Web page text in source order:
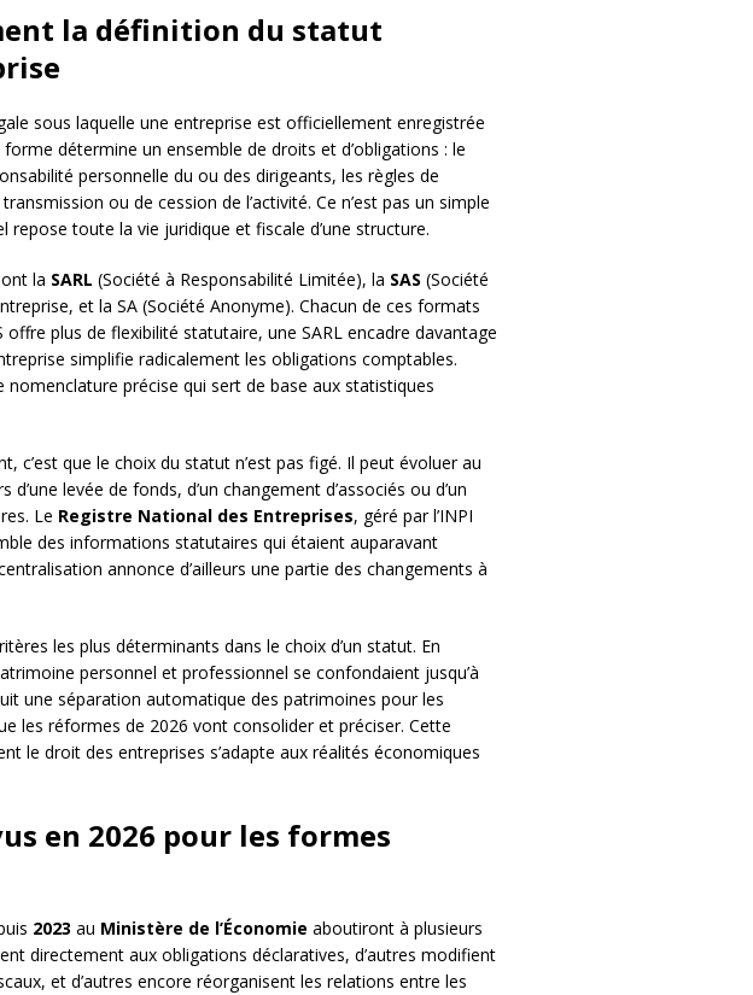
la définition du statut
sous laquelle une entreprise est officiellement enregistrée
détermine un ensemble de droits et d’obligations : le
personnelle du ou des dirigeants, les règles de
ou de cession de l’activité. Ce n’est pas un simple
repose toute la vie juridique et fiscale d’une structure.
la SARL (Société à Responsabilité Limitée), la SAS (Société
et la SA (Société Anonyme). Chacun de ces formats
plus de flexibilité statutaire, une SARL encadre davantage
simplifie radicalement les obligations comptables.
nomenclature précise qui sert de base aux statistiques
c’est que le choix du statut n’est pas figé. Il peut évoluer au
levée de fonds, d’un changement d’associés ou d’un
Le Registre National des Entreprises, géré par l’INPI
des informations statutaires qui étaient auparavant
annonce d’ailleurs une partie des changements à
les plus déterminants dans le choix d’un statut. En
personnel et professionnel se confondaient jusqu’à
une séparation automatique des patrimoines pour les
les réformes de 2026 vont consolider et préciser. Cette
le droit des entreprises s’adapte aux réalités économiques
en 2026 pour les formes
2023 au Ministère de l’Économie aboutiront à plusieurs
directement aux obligations déclaratives, d’autres modifient
et d’autres encore réorganisent les relations entre les